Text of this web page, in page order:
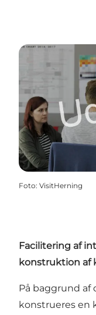
Foto: VisitHerning
Facilitering af
konstruktion af
På baggrund af
konstrueres en